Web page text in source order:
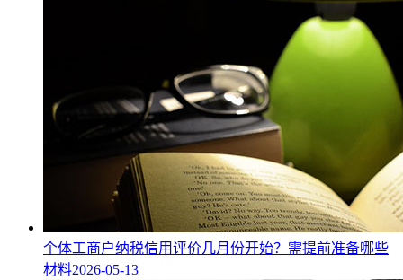
个体工商户纳税信用评价几月份开始？需提前准备哪些
材料2026-05-13